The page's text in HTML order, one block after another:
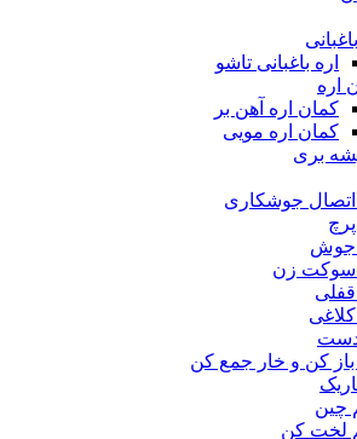
اره باغبانی تاشو
اره
کمان اره آهن بر
کمان اره مویی
بری
اتصال جوشکاری
پرچ
جوش
سوکت زن
قفلی
کلاغی
باز کن و خار جمع کن
چین
لخت کن